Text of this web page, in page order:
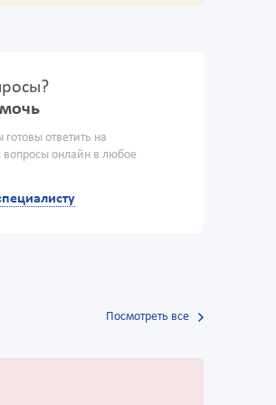
ответить на
онлайн в любое
Посмотреть все